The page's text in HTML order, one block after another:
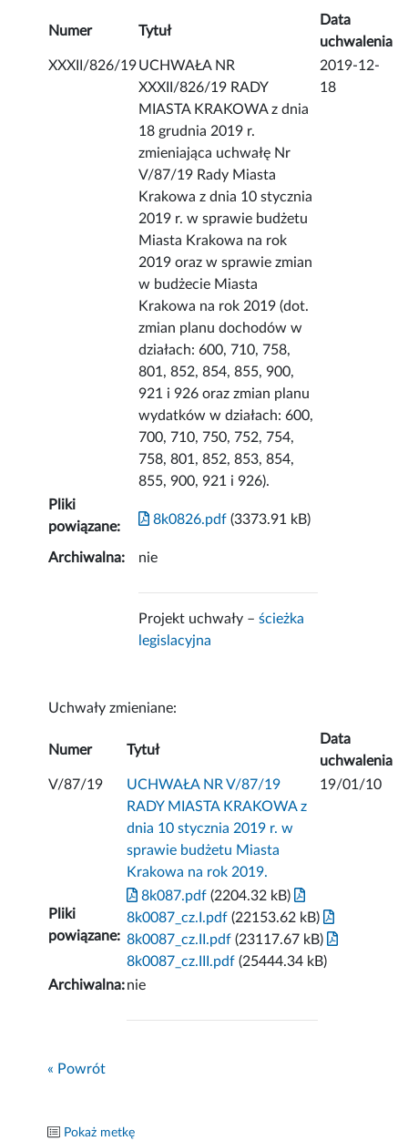
Numer Tytuł
Data
uchwalenia
XXXII/826/19UCHWAŁA NR
XXXII/826/19 RADY
MIASTA KRAKOWA z dnia
18 grudnia 2019 r.
zmieniająca uchwałę Nr
V/87/19 Rady Miasta
Krakowa z dnia 10 stycznia
2019 r. w sprawie budżetu
Miasta Krakowa na rok
2019 oraz w sprawie zmian
w budżecie Miasta
Krakowa na rok 2019 (dot.
zmian planu dochodów w
działach: 600, 710, 758,
801, 852, 854, 855, 900,
921 i 926 oraz zmian planu
wydatków w działach: 600,
700, 710, 750, 752, 754,
758, 801, 852, 853, 854,
855, 900, 921 i 926).
2019-12-
18
Pliki
powiązane:
8k0826.pdf (3373.91 kB)
Archiwalna: nie
Projekt uchwały –ścieżka
legislacyjna
Uchwały zmieniane:
Numer Tytuł
Data
uchwalenia
V/87/19
UCHWAŁA NR V/87/19
RADY MIASTA KRAKOWA z
dnia 10 stycznia 2019 r. w
sprawie budżetu Miasta
Krakowa na rok 2019.
19/01/10
Pliki
powiązane:
8k087.pdf (2204.32 kB)
8k0087_cz.I.pdf (22153.62 kB)
8k0087_cz.II.pdf (23117.67 kB)
8k0087_cz.III.pdf (25444.34 kB)
Archiwalna:nie
« Powrót
Pokaż metkę